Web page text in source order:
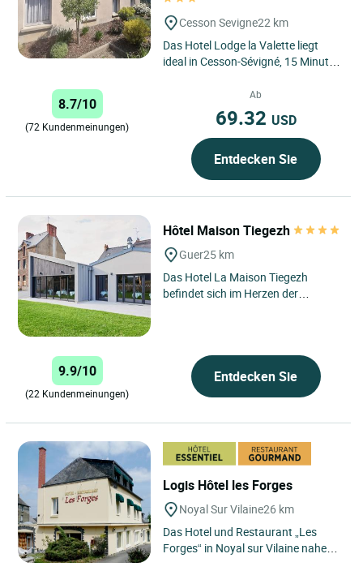
Cesson Sevigne22 km
Das Hotel Lodge la Valette liegt
ideal in Cesson-Sévigné, 15 Minuten
Parks Manoir de...
8.7/10
(72 Kundenmeinungen)
Ab
69.32 USD
Entdecken Sie
Hôtel Maison Tiegezh
Guer25 km
Das Hotel La Maison Tiegezh
befindet sich im Herzen der
9.9/10
(22 Kundenmeinungen)
Entdecken Sie
Logis Hôtel les Forges
Noyal Sur Vilaine26 km
Das Hotel und Restaurant „Les
Forges“ in Noyal sur Vilaine nahe